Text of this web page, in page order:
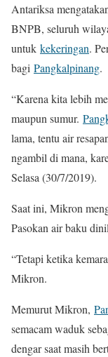
Antariksa
BNPB, seluruh
untuk kekeringan.
bagi Pangkalpinang.
“Karena kita lebih
maupun sumur.
lama, tentu air
ngambil di mana,
Selasa (30/7/2019).
Saat ini, Mikron
Pasokan air baku
“Tetapi ketika
Mikron.
Memurut Mikron,
semacam waduk
dengar saat masih